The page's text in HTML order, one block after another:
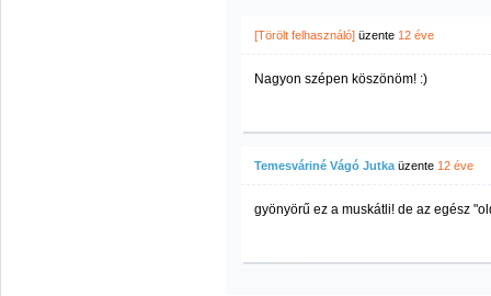
[Törölt felhasználó] üzente 12 éve
Nagyon szépen köszönöm! :)
Temesváriné Vágó Jutka üzente 12 éve
gyönyörű ez a muskátli! de az egész